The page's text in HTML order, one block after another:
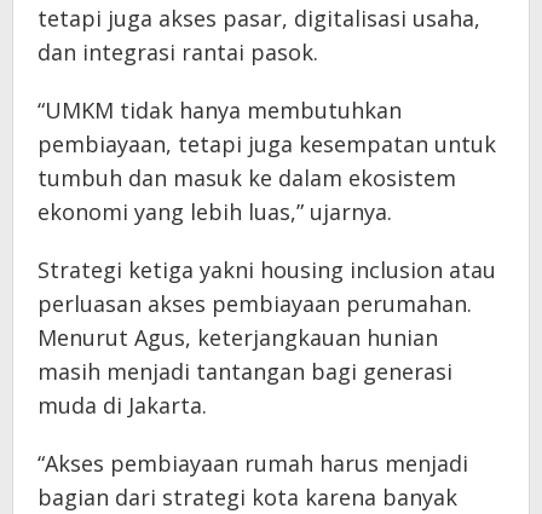
tetapi juga akses pasar, digitalisasi usaha,
dan integrasi rantai pasok.
“UMKM tidak hanya membutuhkan
pembiayaan, tetapi juga kesempatan untuk
tumbuh dan masuk ke dalam ekosistem
ekonomi yang lebih luas,” ujarnya.
Strategi ketiga yakni housing inclusion atau
perluasan akses pembiayaan perumahan.
Menurut Agus, keterjangkauan hunian
masih menjadi tantangan bagi generasi
muda di Jakarta.
“Akses pembiayaan rumah harus menjadi
bagian dari strategi kota karena banyak